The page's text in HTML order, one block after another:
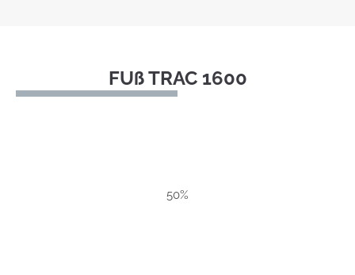
FUß TRAC 1600
50%